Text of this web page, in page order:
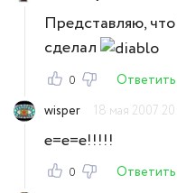
Представляю,
сделал
0
Ответить
wisper
18 мая 2007
е=е=е!!!!!
0
Ответить